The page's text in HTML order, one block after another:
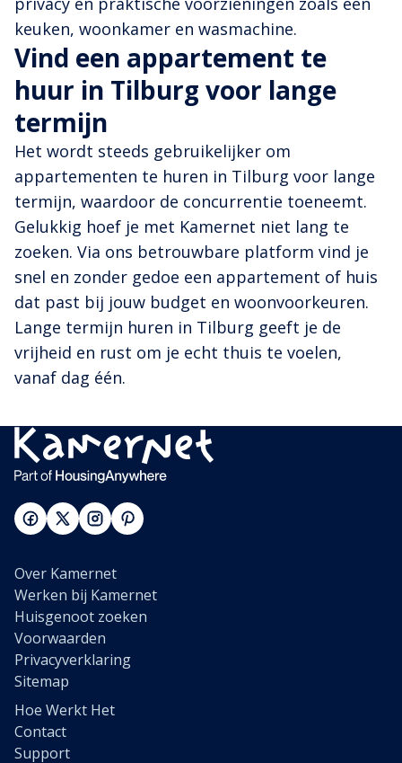
keuken, woonkamer en wasmachine.
Vind een appartement te
huur in Tilburg voor lange
termijn
Het wordt steeds gebruikelijker om
appartementen te huren in Tilburg voor lange
termijn, waardoor de concurrentie toeneemt.
Gelukkig hoef je met Kamernet niet lang te
zoeken. Via ons betrouwbare platform vind je
snel en zonder gedoe een appartement of huis
dat past bij jouw budget en woonvoorkeuren.
Lange termijn huren in Tilburg geeft je de
vrijheid en rust om je echt thuis te voelen,
vanaf dag één.
Over Kamernet
Werken bij Kamernet
Huisgenoot zoeken
Voorwaarden
Privacyverklaring
Sitemap
Hoe Werkt Het
Contact
Support